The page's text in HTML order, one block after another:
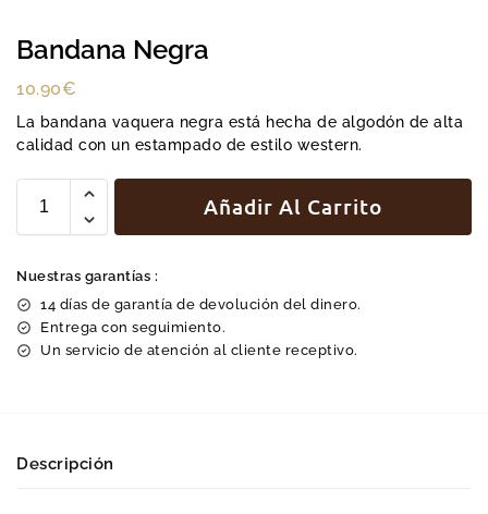
Bandana Negra
10.90€
La bandana vaquera negra está hecha de algodón de alta
calidad con un estampado de estilo western.
Añadir Al Carrito
Nuestras garantías :
14 días de garantía de devolución del dinero.
Entrega con seguimiento.
Un servicio de atención al cliente receptivo.
Descripción